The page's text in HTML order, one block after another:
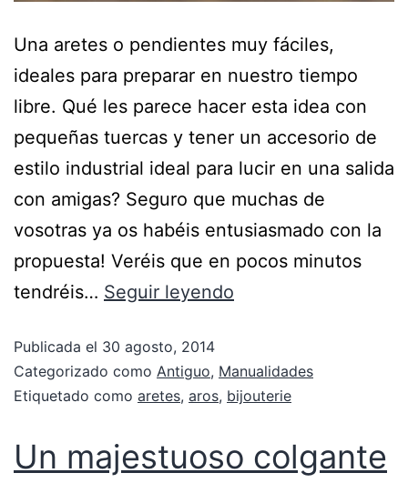
Una aretes o pendientes muy fáciles,
ideales para preparar en nuestro tiempo
libre. Qué les parece hacer esta idea con
pequeñas tuercas y tener un accesorio de
estilo industrial ideal para lucir en una salida
con amigas? Seguro que muchas de
vosotras ya os habéis entusiasmado con la
propuesta! Veréis que en pocos minutos
tendréis… Seguir leyendo
Publicada el 30 agosto, 2014
Categorizado como Antiguo, Manualidades
Etiquetado como aretes, aros, bijouterie
Un majestuoso colgante